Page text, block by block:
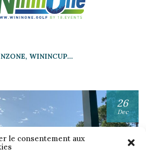
le consentement aux
WININCUP…
26
Dec